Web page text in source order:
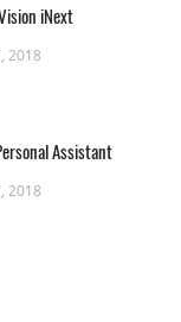
iNext
2018
Assistant
2018